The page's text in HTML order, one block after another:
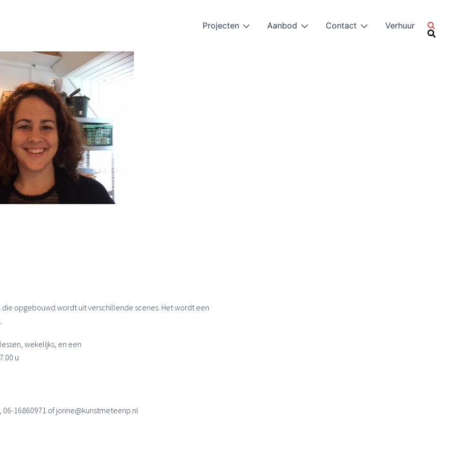
Projecten Aanbod Contact Verhuur
opgebouwd wordt uit verschillende scenes. Het wordt een
wekelijks, en een
u
16860971 of jorine@kunstmeteenp.nl